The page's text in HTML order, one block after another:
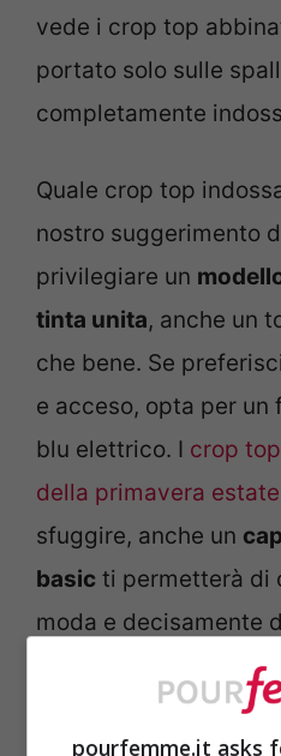
vede i crop top
portato solo sulle
completamente
Quale crop top
nostro suggerimento
privilegiare un
tinta unita, anche un
che bene. Se
e acceso, opta per un
blu elettrico. I crop
della primavera estate
sfuggire, anche un
basic ti permetterà di
moda e decisamente
Il top è perfetto da
a vita alta, evita i
pourfemme.it asks